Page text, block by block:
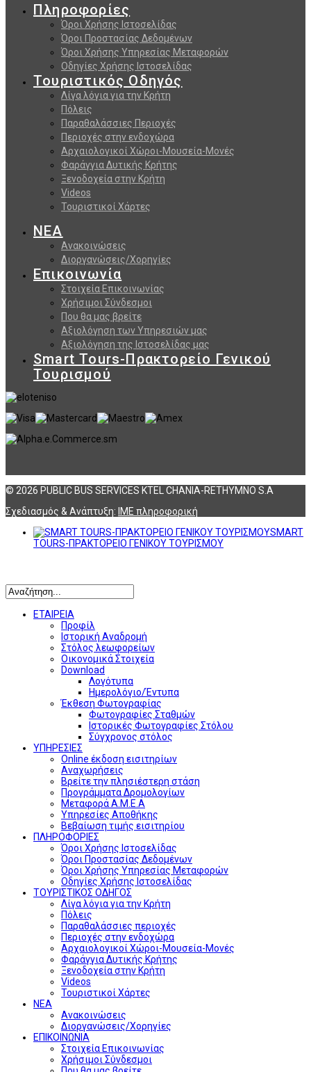
Πληροφορίες
Όροι Χρήσης Ιστοσελίδας
Όροι Προστασίας Δεδομένων
Όροι Χρήσης Υπηρεσίας Μεταφορών
Οδηγίες Χρήσης Ιστοσελίδας
Τουριστικός Οδηγός
Λίγα λόγια για την Κρήτη
Πόλεις
Παραθαλάσσιες Περιοχές
Περιοχές στην ενδοχώρα
Αρχαιολογικοί Χώροι-Μουσεία-Μονές
Φαράγγια Δυτικής Κρήτης
Ξενοδοχεία στην Κρήτη
Videos
Τουριστικοί Χάρτες
ΝΕΑ
Ανακοινώσεις
Διοργανώσεις/Χορηγίες
Επικοινωνία
Στοιχεία Επικοινωνίας
Χρήσιμοι Σύνδεσμοι
Που θα μας βρείτε
Αξιολόγηση των Υπηρεσιών μας
Αξιολόγηση της Ιστοσελίδας μας
Smart Tours-Πρακτορείο Γενικού
Τουρισμού
© 2026 PUBLIC BUS SERVICES KTEL CHANIA-RETHYMNO S.A
Σχεδιασμός & Ανάπτυξη: ΙΜΕ πληροφορική
SMART
TOURS-ΠΡΑΚΤΟΡΕΙΟ ΓΕΝΙΚΟΥ ΤΟΥΡΙΣΜΟΥ
ΕΤΑΙΡΕΙΑ
Προφίλ
Ιστορική Αναδρομή
Στόλος λεωφορείων
Οικονομικά Στοιχεία
Download
Λογότυπα
Ημερολόγιο/Έντυπα
Έκθεση Φωτογραφίας
Φωτογραφίες Σταθμών
Ιστορικές Φωτογραφίες Στόλου
Σύγχρονος στόλος
ΥΠΗΡΕΣΙΕΣ
Online έκδοση εισιτηρίων
Αναχωρήσεις
Βρείτε την πλησιέστερη στάση
Προγράμματα Δρομολογίων
Μεταφορά Α.Μ.Ε.Α
Υπηρεσίες Αποθήκης
Βεβαίωση τιμής εισιτηρίου
ΠΛΗΡΟΦΟΡΙΕΣ
Όροι Χρήσης Ιστοσελίδας
Όροι Προστασίας Δεδομένων
Όροι Χρήσης Υπηρεσίας Μεταφορών
Οδηγίες Χρήσης Ιστοσελίδας
ΤΟΥΡΙΣΤΙΚΟΣ ΟΔΗΓΟΣ
Λίγα λόγια για την Κρήτη
Πόλεις
Παραθαλάσσιες περιοχές
Περιοχές στην ενδοχώρα
Αρχαιολογικοί Χώροι-Μουσεία-Μονές
Φαράγγια Δυτικής Κρήτης
Ξενοδοχεία στην Κρήτη
Videos
Τουριστικοί Χάρτες
ΝΕΑ
Ανακοινώσεις
Διοργανώσεις/Χορηγίες
ΕΠΙΚΟΙΝΩΝΙΑ
Στοιχεία Επικοινωνίας
Χρήσιμοι Σύνδεσμοι